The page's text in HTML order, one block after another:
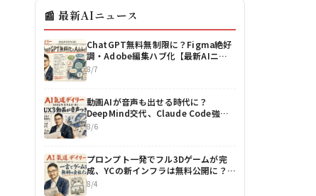
📰 最新AIニュース
ChatGPT無料無制限に？Figma絶好
調・Adobe編集ハブ化【最新AIニュ
ース解説】2026年8月7日号
8/7
動画AIが音声も出せる時代に？
DeepMind交代、Claude Code強化
【最新AIニュース解説】2026年8月6
日号
8/6
プロンプト一発でフル3Dゲームが完
成、YCの新インフラは無料公開に？
DeepSeekは世界最安値も更新【最新
AIニュース解説】2026年8月4日号
8/4